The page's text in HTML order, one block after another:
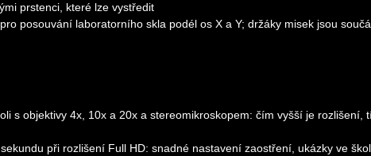
prstenci, které lze vystředit
posouvání laboratorního skla podél os X a Y; držáky misek jsou
s objektivy 4x, 10x a 20x a stereomikroskopem: čím vyšší je rozlišení,
při rozlišení Full HD: snadné nastavení zaostření, ukázky ve